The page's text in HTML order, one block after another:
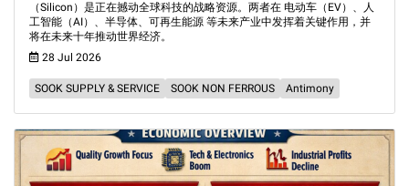
（Silicon）是正在撼动全球科技的战略资源。两者在 电动车（EV）、人
工智能（AI）、半导体、可再生能源 等未来产业中发挥着关键作用，并
将在未来十年推动世界经济。
28 Jul 2026
SOOK SUPPLY & SERVICE SOOK NON FERROUS Antimony